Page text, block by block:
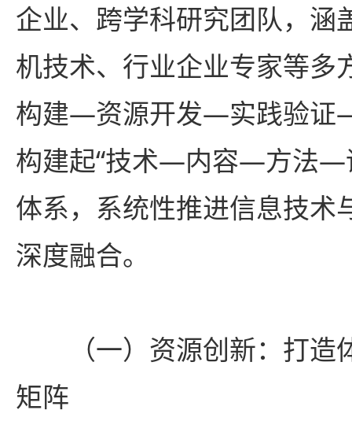
企业、跨学科研究团队，涵
机技术、行业企业专家等多
构建—资源开发—实践验证
构建起“技术—内容—方法—
体系，系统性推进信息技术
深度融合。
（一）资源创新：打
矩阵